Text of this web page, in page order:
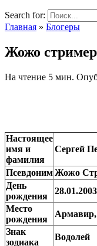
Search for:
Главная » Блогеры
Жожо
На чтение 5 мин.
Настоящее
имя и
фамилия
Сергей
ПсевдонимЖожо
День
рождения
Место
рождения
Армавир,
Знак
зодиака
Водолей